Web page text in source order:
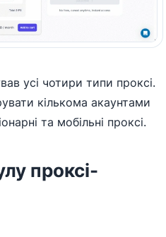
усі чотири типи проксі.
кількома акаунтами
та мобільні проксі.
проксі-